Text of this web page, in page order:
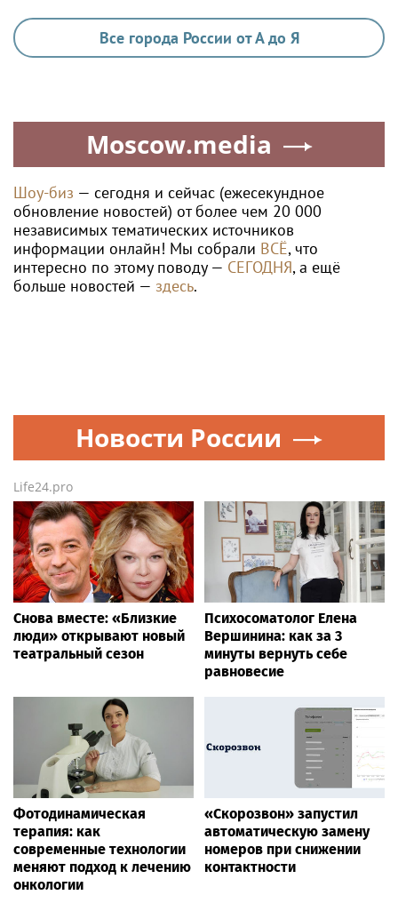
Все города России от А до Я
Moscow.media
Шоу-биз — сегодня и сейчас (ежесекундное
обновление новостей) от более чем 20 000
независимых тематических источников
информации онлайн! Мы собрали ВСЁ, что
интересно по этому поводу — СЕГОДНЯ, а ещё
больше новостей — здесь.
Новости России
Life24.pro
Снова вместе: «Близкие
люди» открывают новый
театральный сезон
Психосоматолог Елена
Вершинина: как за 3
минуты вернуть себе
равновесие
Фотодинамическая
терапия: как
современные технологии
меняют подход к лечению
онкологии
«Скорозвон» запустил
автоматическую замену
номеров при снижении
контактности